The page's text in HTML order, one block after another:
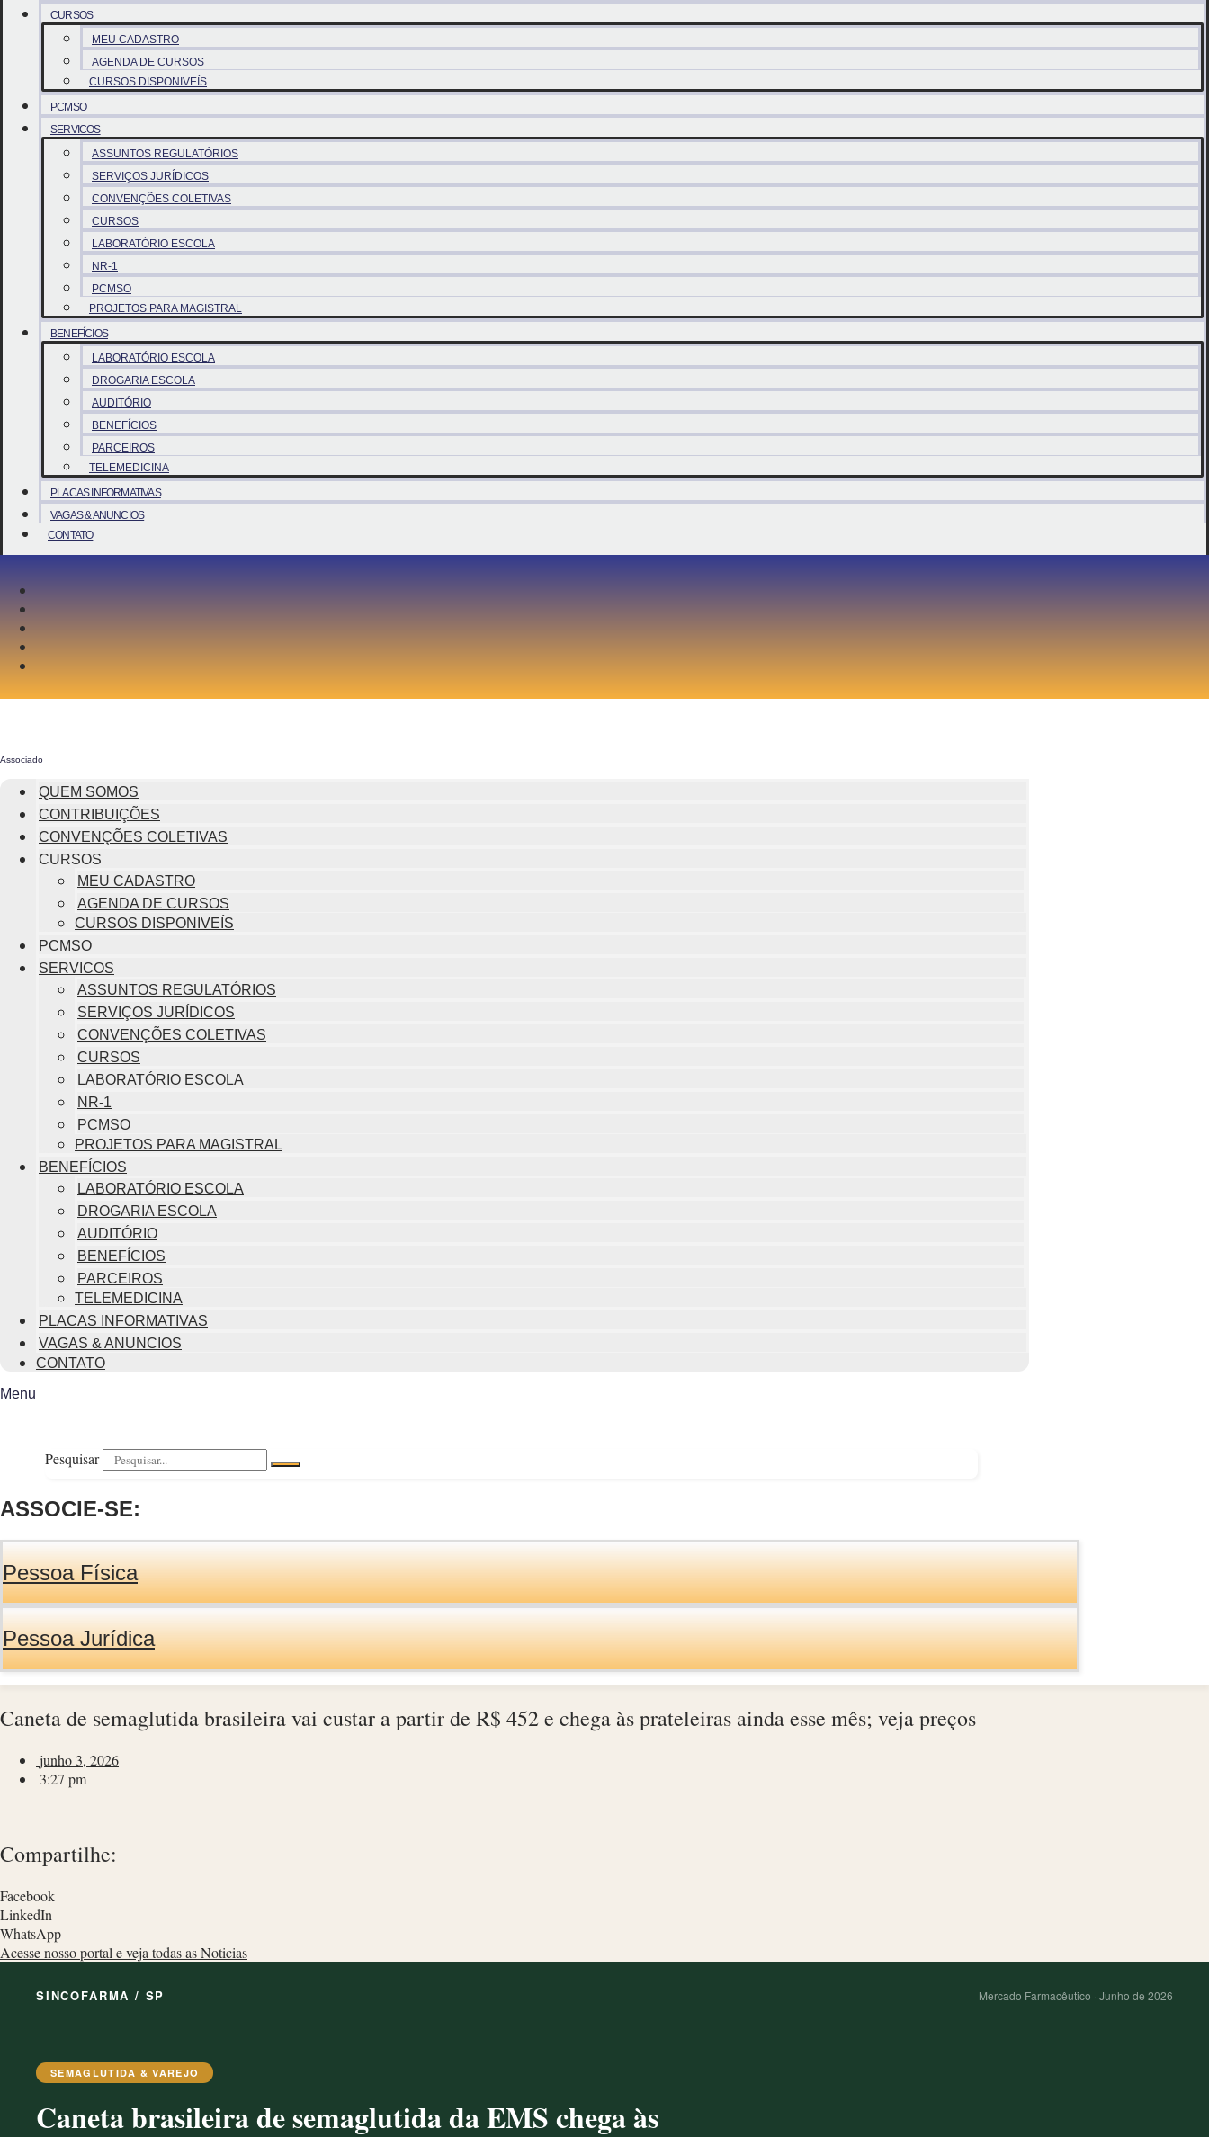
CURSOS
MEU CADASTRO
AGENDA DE CURSOS
CURSOS DISPONIVEÍS
PCMSO
SERVICOS
ASSUNTOS REGULATÓRIOS
SERVIÇOS JURÍDICOS
CONVENÇÕES COLETIVAS
CURSOS
LABORATÓRIO ESCOLA
NR-1
PCMSO
PROJETOS PARA MAGISTRAL
BENEFÍCIOS
LABORATÓRIO ESCOLA
DROGARIA ESCOLA
AUDITÓRIO
BENEFÍCIOS
PARCEIROS
TELEMEDICINA
PLACAS INFORMATIVAS
VAGAS & ANUNCIOS
CONTATO
Associado
QUEM SOMOS
CONTRIBUIÇÕES
CONVENÇÕES COLETIVAS
CURSOS
MEU CADASTRO
AGENDA DE CURSOS
CURSOS DISPONIVEÍS
PCMSO
SERVICOS
ASSUNTOS REGULATÓRIOS
SERVIÇOS JURÍDICOS
CONVENÇÕES COLETIVAS
CURSOS
LABORATÓRIO ESCOLA
NR-1
PCMSO
PROJETOS PARA MAGISTRAL
BENEFÍCIOS
LABORATÓRIO ESCOLA
DROGARIA ESCOLA
AUDITÓRIO
BENEFÍCIOS
PARCEIROS
TELEMEDICINA
PLACAS INFORMATIVAS
VAGAS & ANUNCIOS
CONTATO
Menu
Pesquisar
ASSOCIE-SE:
Pessoa Física
Pessoa Jurídica
Caneta de semaglutida brasileira vai custar a partir de R$ 452 e chega às prateleiras ainda esse mês; veja preços
junho 3, 2026
3:27 pm
Compartilhe:
Facebook
LinkedIn
WhatsApp
Acesse nosso portal e veja todas as Noticias
SINCOFARMA / SP Mercado Farmacêutico · Junho de 2026
SEMAGLUTIDA & VAREJO
Caneta brasileira de semaglutida da EMS chega às